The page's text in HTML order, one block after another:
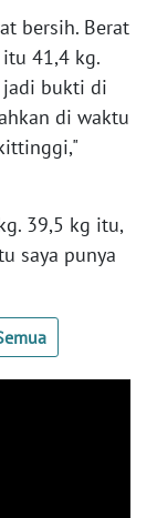
bersih. Berat
41,4 kg.
jadi bukti di
di waktu
39,5 kg itu,
saya punya